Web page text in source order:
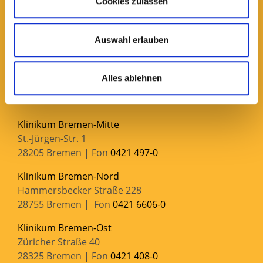
Auswahl erlauben
Alles ablehnen
Gesundheit Nord gGmbH | Klinikverbund Bremen
Kurfürstenallee 130
Postanschrift:
Klinikum Bremen-Mitte
St.-Jürgen-Str. 1
28205 Bremen | Fon 0421 497-0
Klinikum Bremen-Nord
Hammersbecker Straße 228
28755 Bremen | Fon 0421 6606-0
Klinikum Bremen-Ost
Züricher Straße 40
28325 Bremen | Fon 0421 408-0